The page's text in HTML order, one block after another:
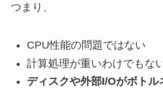
つまり、
CPU性能の問題ではない
計算処理が重いわけでもな
ディスクや外部I/Oがボトル